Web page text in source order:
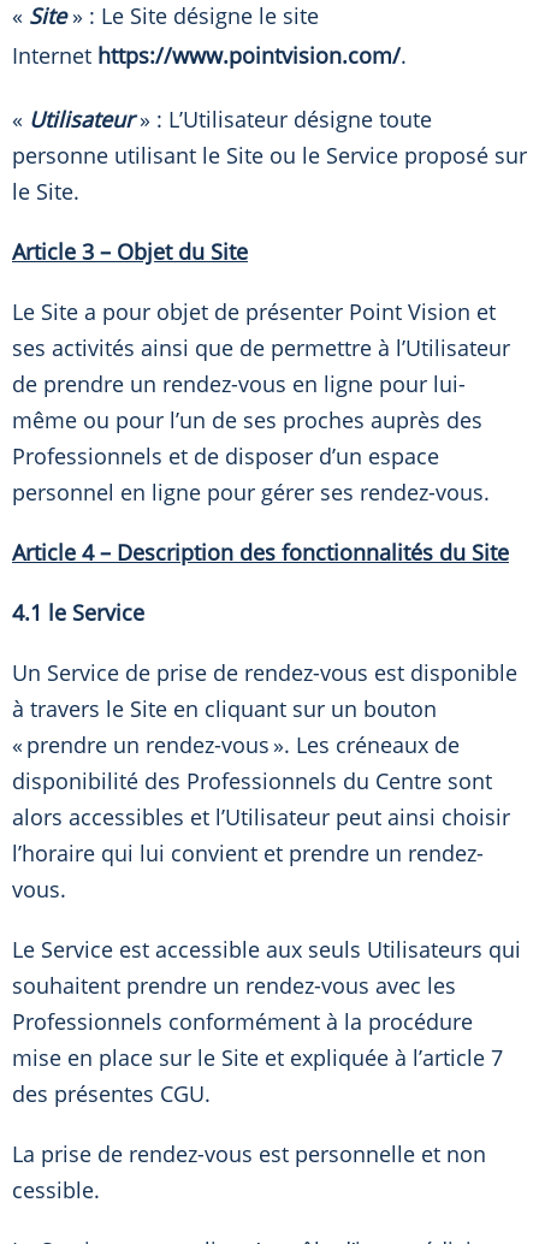
« Site» : Le Site désigne le site
Internet https://www.pointvision.com/.
« Utilisateur» : L’Utilisateur désigne toute
personne utilisant le Site ou le Service proposé sur
le Site.
Article 3 – Objet du Site
Le Site a pour objet de présenter Point Vision et
ses activités ainsi que de permettre à l’Utilisateur
de prendre un rendez-vous en ligne pour lui-
même ou pour l’un de ses proches auprès des
Professionnels et de disposer d’un espace
personnel en ligne pour gérer ses rendez-vous.
Article 4 – Description des fonctionnalités du Site
4.1 le Service
Un Service de prise de rendez-vous est disponible
à travers le Site en cliquant sur un bouton
« prendre un rendez-vous ». Les créneaux de
disponibilité des Professionnels du Centre sont
alors accessibles et l’Utilisateur peut ainsi choisir
l’horaire qui lui convient et prendre un rendez-
vous.
Le Service est accessible aux seuls Utilisateurs qui
souhaitent prendre un rendez-vous avec les
Professionnels conformément à la procédure
mise en place sur le Site et expliquée à l’article 7
des présentes CGU.
La prise de rendez-vous est personnelle et non
cessible.